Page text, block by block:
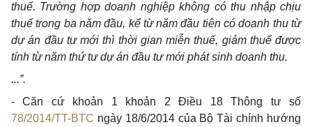
thuế. Trường hợp doanh nghiệp không có thu nhập chịu
thuế trong ba năm đầu, kể từ năm đầu tiên có doanh thu từ
dự án đầu tư mới thì thời gian miễn thuế, giảm thuế được
tính từ năm thứ tư dự án đầu tư mới phát sinh doanh thu.
...”.
- Căn cứ khoản 1 khoản 2 Điều 18 Thông tư số
78/2014/TT-BTC ngày 18/6/2014 của Bộ Tài chính hướng